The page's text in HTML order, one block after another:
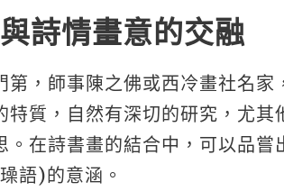
詩情畫意的交融
第，師事陳之佛或西冷畫社名家
特質，自然有深切的研究，尤其
。在詩書畫的結合中，可以品嘗
語)的意涵。